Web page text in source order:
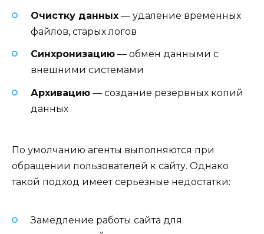
Очистку данных — удаление временных
файлов, старых логов
Синхронизацию — обмен данными с
внешними системами
Архивацию — создание резервных копий
данных
По умолчанию агенты выполняются при
обращении пользователей к сайту. Однако
такой подход имеет серьезные недостатки:
Замедление работы сайта для